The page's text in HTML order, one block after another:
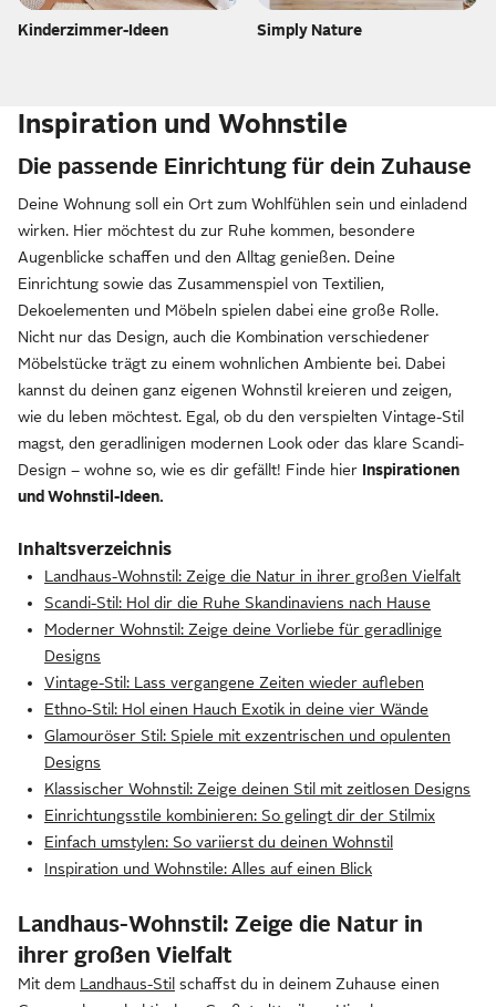
Kinderzimmer-Ideen Simply Nature
Inspiration und Wohnstile
Die passende Einrichtung für dein Zuhause
Deine Wohnung soll ein Ort zum Wohlfühlen sein und einladend
wirken. Hier möchtest du zur Ruhe kommen, besondere
Augenblicke schaffen und den Alltag genießen. Deine
Einrichtung sowie das Zusammenspiel von Textilien,
Dekoelementen und Möbeln spielen dabei eine große Rolle.
Nicht nur das Design, auch die Kombination verschiedener
Möbelstücke trägt zu einem wohnlichen Ambiente bei. Dabei
kannst du deinen ganz eigenen Wohnstil kreieren und zeigen,
wie du leben möchtest. Egal, ob du den verspielten Vintage-Stil
magst, den geradlinigen modernen Look oder das klare Scandi-
Design – wohne so, wie es dir gefällt! Finde hier Inspirationen
und Wohnstil-Ideen.
Inhaltsverzeichnis
Landhaus-Wohnstil: Zeige die Natur in ihrer großen Vielfalt
Scandi-Stil: Hol dir die Ruhe Skandinaviens nach Hause
Moderner Wohnstil: Zeige deine Vorliebe für geradlinige
Designs
Vintage-Stil: Lass vergangene Zeiten wieder aufleben
Ethno-Stil: Hol einen Hauch Exotik in deine vier Wände
Glamouröser Stil: Spiele mit exzentrischen und opulenten
Designs
Klassischer Wohnstil: Zeige deinen Stil mit zeitlosen Designs
Einrichtungsstile kombinieren: So gelingt dir der Stilmix
Einfach umstylen: So variierst du deinen Wohnstil
Inspiration und Wohnstile: Alles auf einen Blick
Landhaus-Wohnstil: Zeige die Natur in
ihrer großen Vielfalt
Mit dem Landhaus-Stil schaffst du in deinem Zuhause einen